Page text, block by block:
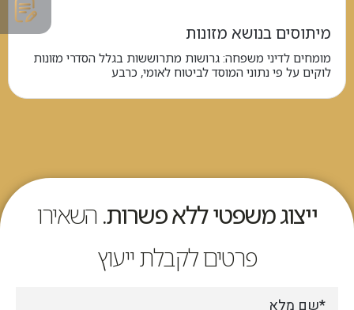
מיתוסים בנושא מזונות
מומחים לדיני משפחה: גרושות מתרוששות בגלל הסדרי מזונות
לוקים על פי נתוני המוסד לביטוח לאומי, כרבע
ייצוג משפטי ללא פשרות. השאירו
פרטים לקבלת ייעוץ